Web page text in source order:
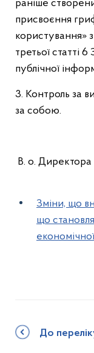
раніше
присвоєння
користування»
третьої статті
публічної
3. Контроль за
за собою.
В. о.
Зміни, що
що
До